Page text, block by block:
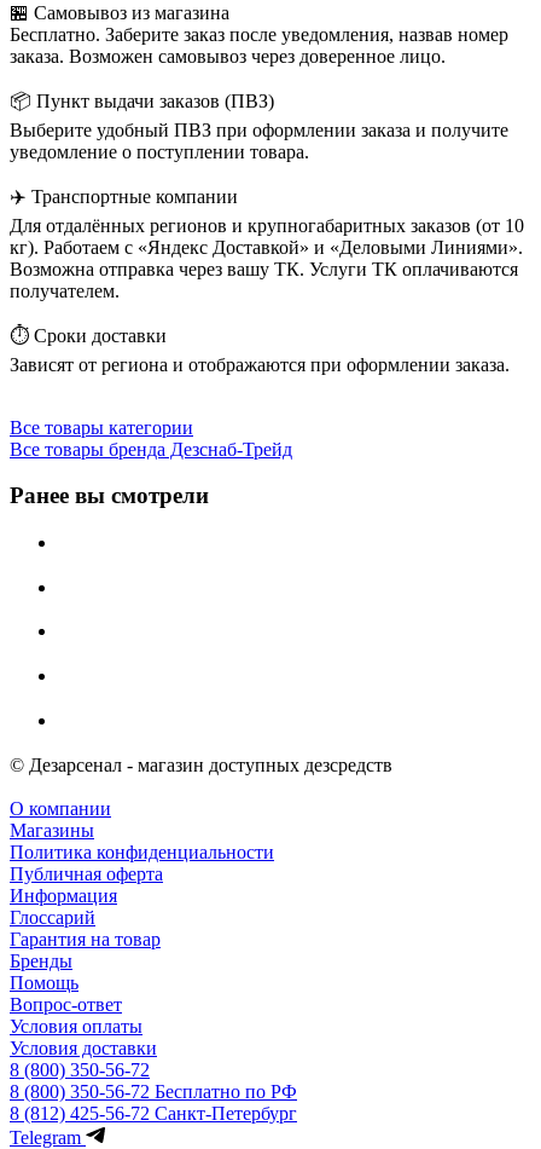
🏪 Самовывоз из магазина
Бесплатно. Заберите заказ после уведомления, назвав номер
заказа. Возможен самовывоз через доверенное лицо.
📦 Пункт выдачи заказов (ПВЗ)
Выберите удобный ПВЗ при оформлении заказа и получите
уведомление о поступлении товара.
✈️ Транспортные компании
Для отдалённых регионов и крупногабаритных заказов (от 10
кг). Работаем с «Яндекс Доставкой» и «Деловыми Линиями».
Возможна отправка через вашу ТК. Услуги ТК оплачиваются
получателем.
⏱️ Сроки доставки
Зависят от региона и отображаются при оформлении заказа.
Все товары категории
Все товары бренда Дезснаб-Трейд
Ранее вы смотрели
© Дезарсенал - магазин доступных дезсредств
О компании
Магазины
Политика конфиденциальности
Публичная оферта
Информация
Глоссарий
Гарантия на товар
Бренды
Помощь
Вопрос-ответ
Условия оплаты
Условия доставки
8 (800) 350-56-72
8 (800) 350-56-72 Бесплатно по РФ
8 (812) 425-56-72 Санкт-Петербург
Telegram